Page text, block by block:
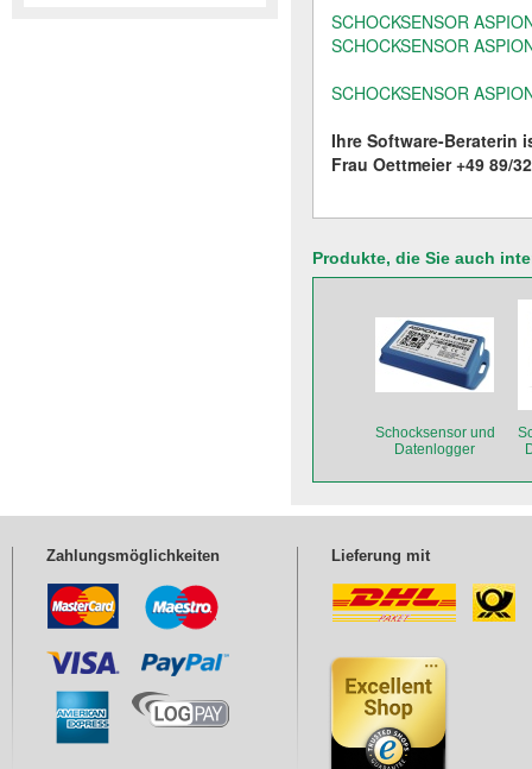
SCHOCKSENSOR
SCHOCKSENSOR
SCHOCKSENSOR
Ihre Software-Beraterin
Frau Oettmeier +49 89/
Produkte, die Sie auch
Schocksensor und
Datenlogger
als Einzelgerät
Zahlungsmöglichkeiten Lieferung mit